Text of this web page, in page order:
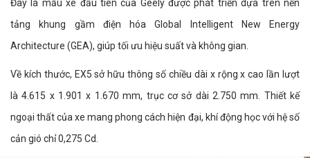
Đây là mẫu xe đầu tiên của Geely được phát triển dựa trên nền
tảng khung gầm điện hóa Global Intelligent New Energy
Architecture (GEA), giúp tối ưu hiệu suất và không gian.
Về kích thước, EX5 sở hữu thông số chiều dài x rộng x cao lần lượt
là 4.615 x 1.901 x 1.670 mm, trục cơ sở dài 2.750 mm. Thiết kế
ngoại thất của xe mang phong cách hiện đại, khí động học với hệ số
cản gió chỉ 0,275 Cd.